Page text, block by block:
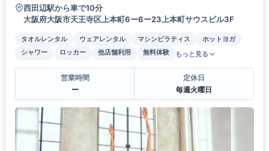
西田辺駅から車で10分
大阪府大阪市天王寺区上本町6ー6ー23上本町サウスビル3F
タオルレンタル ウェアレンタル マシンピラティス
ホットヨガ
シャワー
ロッカー 他店舗利用 無料体験 もっと見る
営業時間
ー
定休日
毎週火曜日